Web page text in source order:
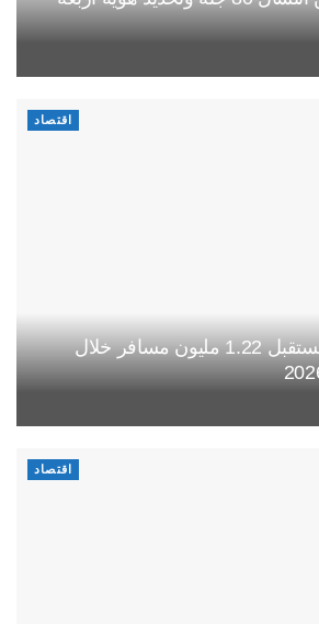
اقتصاد
مطار الرباط-سلا يستقبل 1.22 مليون مسافر خلال
اقتصاد